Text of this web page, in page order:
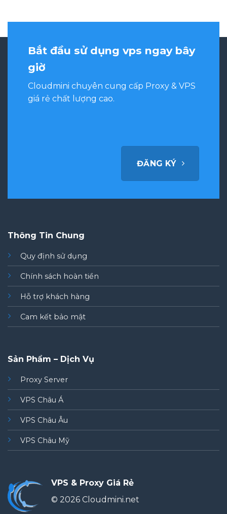
Bắt đầu sử dụng vps ngay bây
giờ
Cloudmini chuyên cung cấp Proxy & VPS
giá rẻ chất lượng cao.
ĐĂNG KÝ
Thông Tin Chung
Quy định sử dụng
Chính sách hoàn tiền
Hỗ trợ khách hàng
Cam kết bảo mật
Sản Phẩm – Dịch Vụ
Proxy Server
VPS Châu Á
VPS Châu Âu
VPS Châu Mỹ
VPS & Proxy Giá Rẻ
© 2026 Cloudmini.net